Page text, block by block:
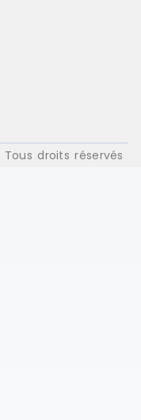
droits réservés